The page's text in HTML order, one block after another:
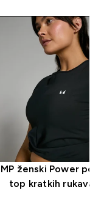
MP ženski Power
top kratkih rukava -